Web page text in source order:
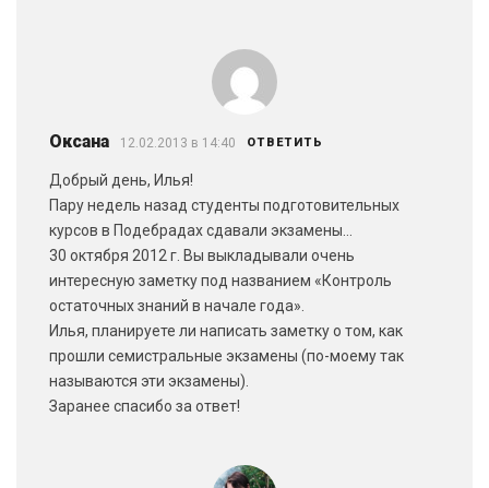
Оксана 12.02.2013 в 14:40 ОТВЕТИТЬ
Добрый день, Илья!
Пару недель назад студенты подготовительных
курсов в Подебрадах сдавали экзамены…
30 октября 2012 г. Вы выкладывали очень
интересную заметку под названием «Контроль
остаточных знаний в начале года».
Илья, планируете ли написать заметку о том, как
прошли семистральные экзамены (по-моему так
называются эти экзамены).
Заранее спасибо за ответ!